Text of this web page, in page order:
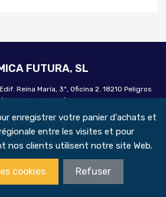
FUTURA, SL
Reina María, 3º, Oficina 2. 18210 Peligros
(Granada - España)
||Prestations de service|||
FUTURA, SL. All rights reserved
❤byAmira Creativos
enregistrer votre panier d'achats et
entre les visites et pour
nos clients utilisent notre site Web.
cookies Refuser